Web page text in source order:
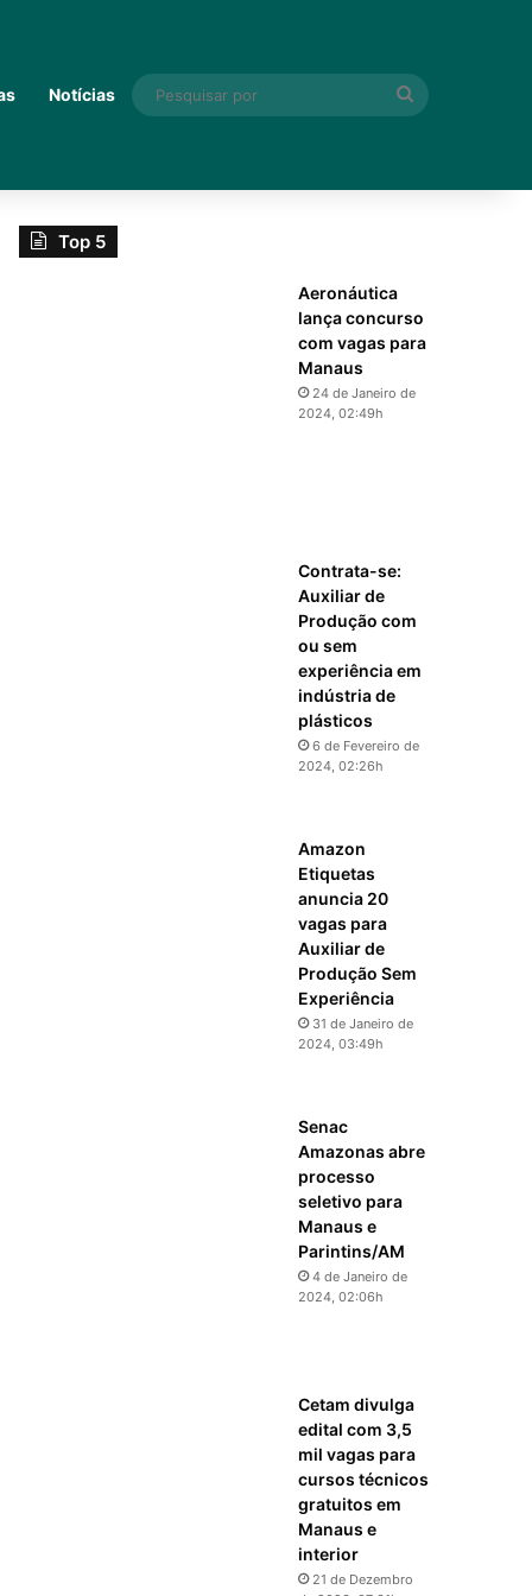
Notícias
Pesquisar
Top 5
Aeronáutica
lança concurso
com vagas para
Manaus
24 de Janeiro de
2024, 02:49h
Contrata-se:
Auxiliar de
Produção com
ou sem
experiência em
indústria de
plásticos
6 de Fevereiro de
2024, 02:26h
Amazon
Etiquetas
anuncia 20
vagas para
Auxiliar de
Produção Sem
Experiência
31 de Janeiro de
2024, 03:49h
Senac
Amazonas abre
processo
seletivo para
Manaus e
Parintins/AM
4 de Janeiro de
2024, 02:06h
Cetam divulga
edital com 3,5
mil vagas para
cursos técnicos
gratuitos em
Manaus e
interior
21 de Dezembro